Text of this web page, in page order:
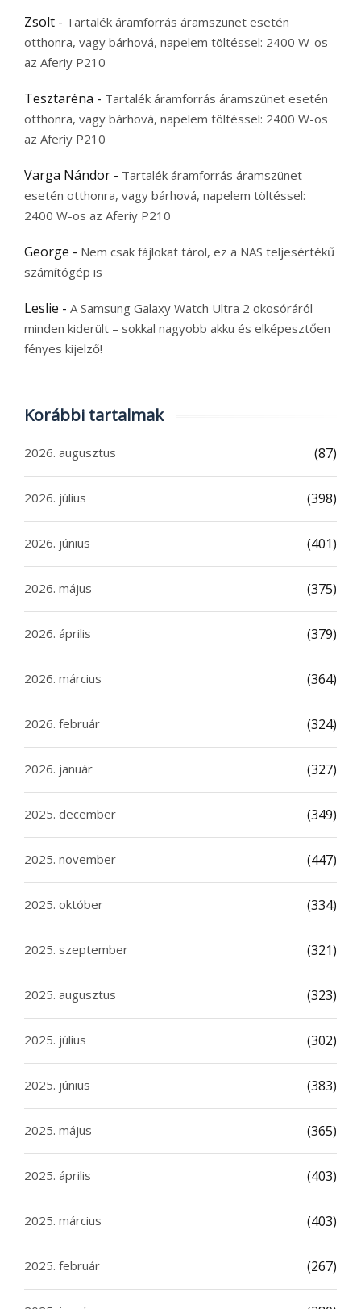
Zsolt - Tartalék áramforrás áramszünet esetén
otthonra, vagy bárhová, napelem töltéssel: 2400 W-os
az Aferiy P210
Tesztaréna - Tartalék áramforrás áramszünet esetén
otthonra, vagy bárhová, napelem töltéssel: 2400 W-os
az Aferiy P210
Varga Nándor - Tartalék áramforrás áramszünet
esetén otthonra, vagy bárhová, napelem töltéssel:
2400 W-os az Aferiy P210
George - Nem csak fájlokat tárol, ez a NAS teljesértékű
számítógép is
Leslie - A Samsung Galaxy Watch Ultra 2 okosóráról
minden kiderült – sokkal nagyobb akku és elképesztően
fényes kijelző!
Korábbi tartalmak
2026. augusztus (87)
2026. július (398)
2026. június (401)
2026. május (375)
2026. április (379)
2026. március (364)
2026. február (324)
2026. január (327)
2025. december (349)
2025. november (447)
2025. október (334)
2025. szeptember (321)
2025. augusztus (323)
2025. július (302)
2025. június (383)
2025. május (365)
2025. április (403)
2025. március (403)
2025. február (267)